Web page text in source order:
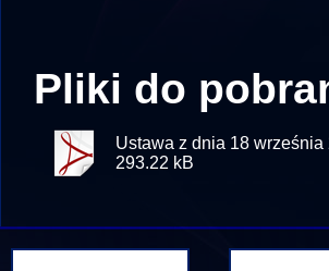
Pliki do
Ustawa z dnia 18
293.22 kB